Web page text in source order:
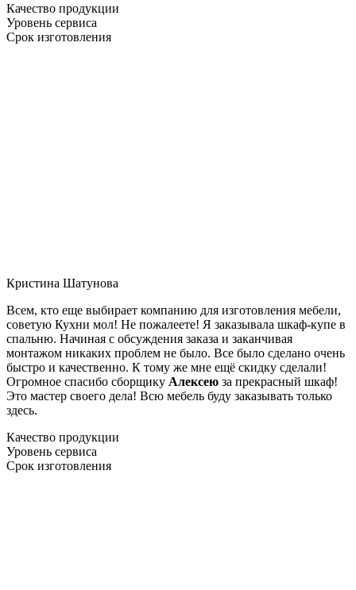
Качество продукции
Уровень сервиса
Срок изготовления
Кристина Шатунова
Всем, кто еще выбирает компанию для изготовления мебели,
советую Кухни мол! Не пожалеете! Я заказывала шкаф-купе в
спальню. Начиная с обсуждения заказа и заканчивая
монтажом никаких проблем не было. Все было сделано очень
быстро и качественно. К тому же мне ещё скидку сделали!
Огромное спасибо сборщику Алексею за прекрасный шкаф!
Это мастер своего дела! Всю мебель буду заказывать только
здесь.
Качество продукции
Уровень сервиса
Срок изготовления